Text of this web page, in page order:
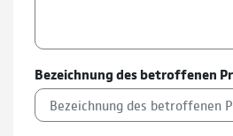
Bezeichnung des betroffenen